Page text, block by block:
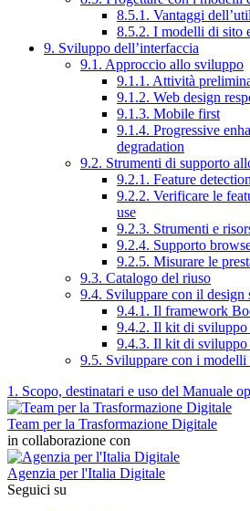
8.5.1. Vantaggi
8.5.2. I modelli di sito
9. Sviluppo dell’interfaccia
9.1. Approccio allo sviluppo
9.1.1. Attività
9.1.2. Web design
9.1.3. Mobile first
9.1.4. Progressive
degradation
9.2. Strumenti di supporto
9.2.1. Feature detection
9.2.2. Verificare le
use
9.2.3. Strumenti e
9.2.4. Supporto
9.2.5. Misurare le
9.3. Catalogo del riuso
9.4. Sviluppare con il design
9.4.1. Il framework
9.4.2. Il kit di sviluppo
9.4.3. Il kit di
9.5. Sviluppare con i modelli
1. Scopo, destinatari e uso del Manuale
Team per la Trasformazione Digitale
in collaborazione con
Agenzia per l'Italia Digitale
Seguici su